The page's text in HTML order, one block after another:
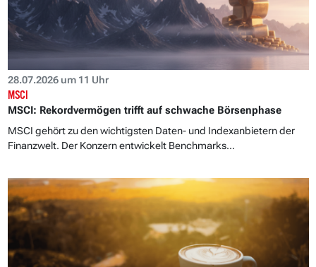
28.07.2026 um 11 Uhr
MSCI
MSCI: Rekordvermögen trifft auf schwache Börsenphase
MSCI gehört zu den wichtigsten Daten- und Indexanbietern der
Finanzwelt. Der Konzern entwickelt Benchmarks...